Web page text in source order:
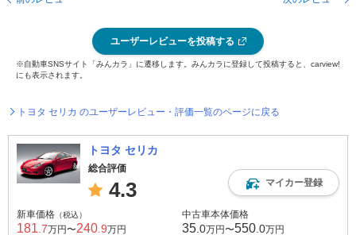
ユーザーレビューを投稿する
※自動車SNSサイト「みんカラ」に遷移します。みんカラに登録して投稿すると、carview!
にも表示されます。
トヨタ セリカ のユーザーレビュー・評価一覧のページに戻る
トヨタ セリカ
総合評価
4.3 マイカー登録
新車価格 （税込）
181 .7万円〜240 .9万円
中古車本体価格
35 .0万円〜550 .0万円